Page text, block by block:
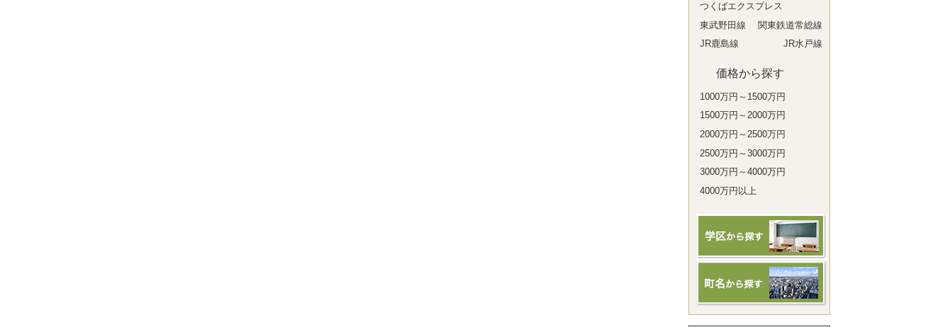
つくばエクスプレス
東武野田線
関東鉄道常総線
JR鹿島線
JR水戸線
価格から探す
1000万円～1500万円
1500万円～2000万円
2000万円～2500万円
2500万円～3000万円
3000万円～4000万円
4000万円以上